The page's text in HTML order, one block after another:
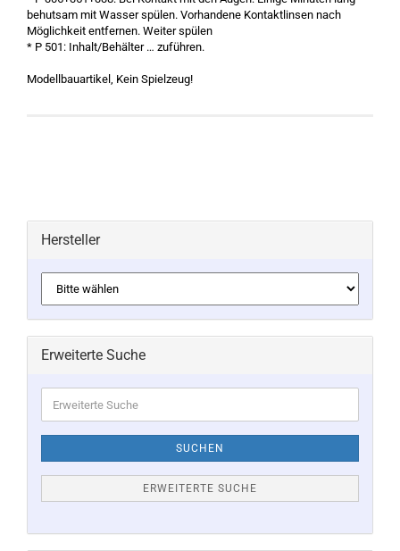
behutsam mit Wasser spülen. Vorhandene Kontaktlinsen nach
Möglichkeit entfernen. Weiter spülen
* P 501: Inhalt/Behälter … zuführen.
Modellbauartikel, Kein Spielzeug!
Hersteller
Erweiterte Suche
Suche
SUCHEN
ERWEITERTE SUCHE